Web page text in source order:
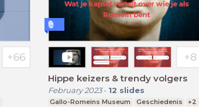
Hippe keizers & trendy volgers
February 2023- 12 slides
Gallo-Romeins Museum Geschiedenis
+2